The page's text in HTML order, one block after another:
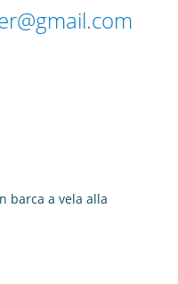
barca a vela alla